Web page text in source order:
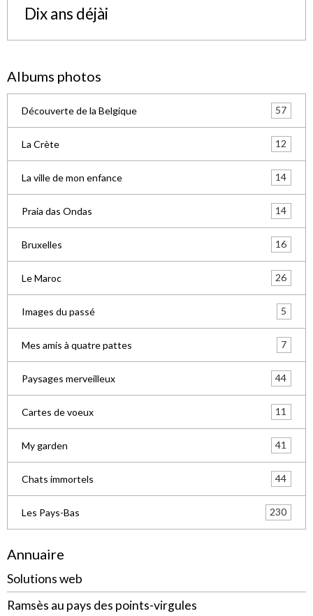
Dix ans déjài
Albums photos
Découverte de la Belgique 57
La Crète 12
La ville de mon enfance 14
Praia das Ondas 14
Bruxelles 16
Le Maroc 26
Images du passé 5
Mes amis à quatre pattes 7
Paysages merveilleux 44
Cartes de voeux 11
My garden 41
Chats immortels 44
Les Pays-Bas 230
Annuaire
Solutions web
Ramsès au pays des points-virgules